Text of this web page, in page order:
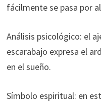
fácilmente se pasa por
Análisis psicológico: el
escarabajo expresa el
en el sueño.
Símbolo espiritual: en